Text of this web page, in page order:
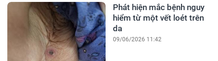
Phát hiện mắc bệnh nguy
hiểm từ một vết loét trên
da
09/06/2026 11:42